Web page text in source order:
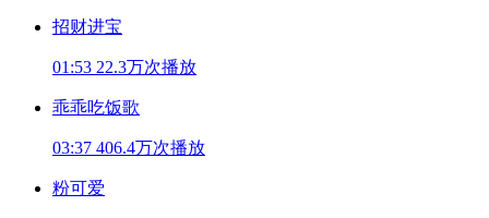
招财进宝
01:53 22.3万次播放
乖乖吃饭歌
03:37 406.4万次播放
粉可爱